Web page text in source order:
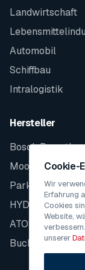
Landwirtschaft
Automobil
Schiffbau
Intralogistik
Hersteller
Bosch Rexroth
Moog
Parker
HYDAC
ATOS
Bucher
Cookie-
Wir
Erfahrung
Cookies
Website,
unserer